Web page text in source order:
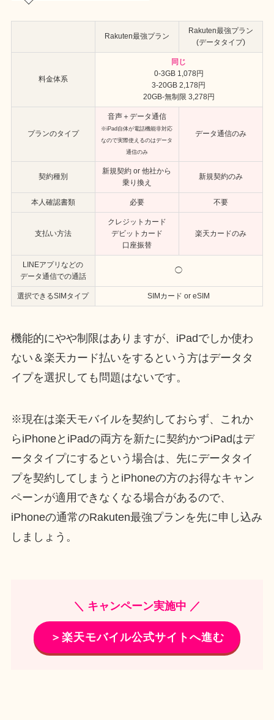
Rakuten最強プラン
Rakuten最強プラン
(データタイプ)
料金体系
同じ
0-3GB 1,078円
3-20GB 2,178円
20GB-無制限 3,278円
プランのタイプ
音声＋データ通信
※iPad自体が電話機能非対応
なので実際使えるのはデータ
通信のみ
データ通信のみ
契約種別
新規契約 or 他社から
乗り換え
新規契約のみ
本人確認書類 必要 不要
支払い方法
クレジットカード
デビットカード
口座振替
楽天カードのみ
LINEアプリなどの
データ通信での通話
◯
選択できるSIMタイプ SIMカード or eSIM
機能的にやや制限はありますが、iPadでしか使わ
ない＆楽天カード払いをするという方はデータタ
イプを選択しても問題はないです。
※現在は楽天モバイルを契約しておらず、これか
らiPhoneとiPadの両方を新たに契約かつiPadはデ
ータタイプにするという場合は、先にデータタイ
プを契約してしまうとiPhoneの方のお得なキャン
ペーンが適用できなくなる場合があるので、
iPhoneの通常のRakuten最強プランを先に申し込み
しましょう。
＼ キャンペーン実施中 ／
＞楽天モバイル公式サイトへ進む